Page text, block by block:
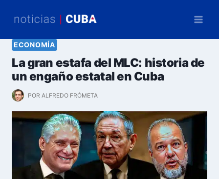
ECONOMÍA
La gran estafa del MLC: historia de
un engaño estatal en Cuba
POR ALFREDO FRÓMETA